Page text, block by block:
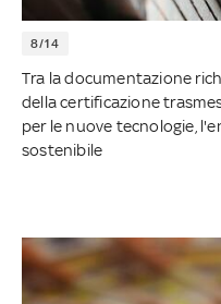
8/14
Tra la documentazione
della certificazione
per le nuove tecnologie,
sostenibile